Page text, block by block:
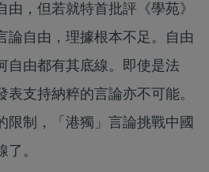
，但若就特首批評《學苑》
論自由，理據根本不足。自由
自由都有其底線。即使是法
表支持納粹的言論亦不可能。
限制，「港獨」言論挑戰中國
。